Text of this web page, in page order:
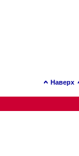
Наверх